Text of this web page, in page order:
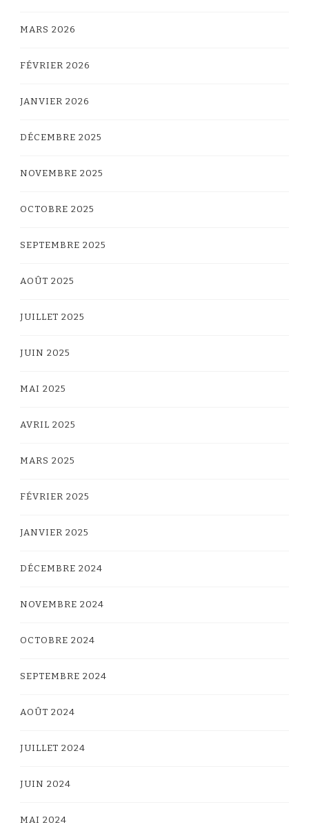
MARS 2026
FÉVRIER 2026
JANVIER 2026
DÉCEMBRE 2025
NOVEMBRE 2025
OCTOBRE 2025
SEPTEMBRE 2025
AOÛT 2025
JUILLET 2025
JUIN 2025
MAI 2025
AVRIL 2025
MARS 2025
FÉVRIER 2025
JANVIER 2025
DÉCEMBRE 2024
NOVEMBRE 2024
OCTOBRE 2024
SEPTEMBRE 2024
AOÛT 2024
JUILLET 2024
JUIN 2024
MAI 2024